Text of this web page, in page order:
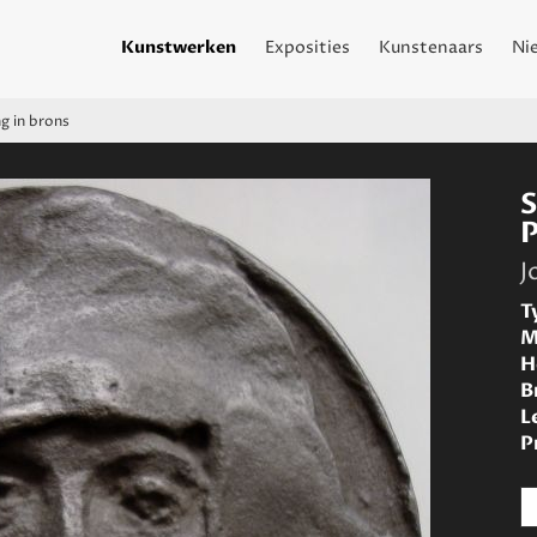
Kunstwerken Exposities Kunstenaars
in brons